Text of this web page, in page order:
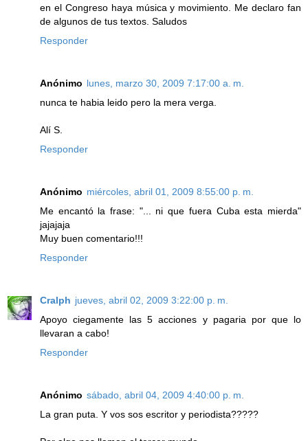
en el Congreso haya música y movimiento. Me declaro fan
de algunos de tus textos. Saludos
Responder
Anónimo lunes, marzo 30, 2009 7:17:00 a. m.
nunca te habia leido pero la mera verga.
Alí S.
Responder
Anónimo miércoles, abril 01, 2009 8:55:00 p. m.
Me encantó la frase: "... ni que fuera Cuba esta mierda"
jajajaja
Muy buen comentario!!!
Responder
Cralph jueves, abril 02, 2009 3:22:00 p. m.
Apoyo ciegamente las 5 acciones y pagaria por que lo
llevaran a cabo!
Responder
Anónimo sábado, abril 04, 2009 4:40:00 p. m.
La gran puta. Y vos sos escritor y periodista?????